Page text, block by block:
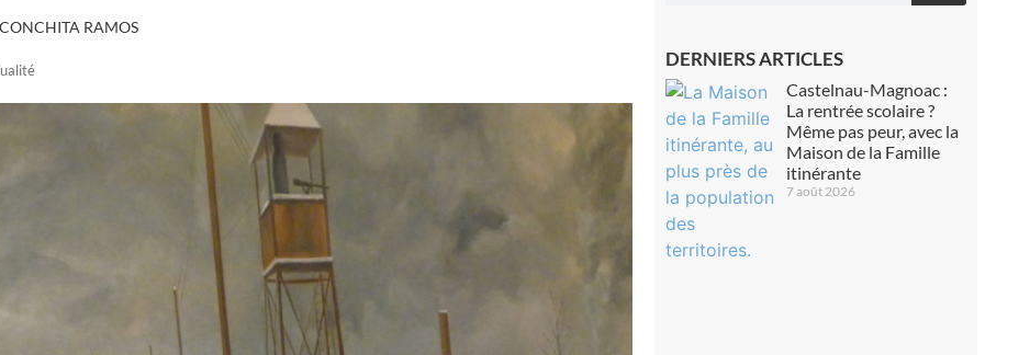
CONCHITA RAMOS
DERNIERS ARTICLES
Castelnau-Magnoac :
La rentrée scolaire ?
Même pas peur, avec la
Maison de la Famille
itinérante
7 août 2026